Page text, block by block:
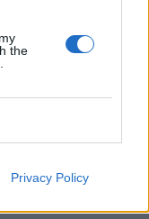
the
Privacy Policy